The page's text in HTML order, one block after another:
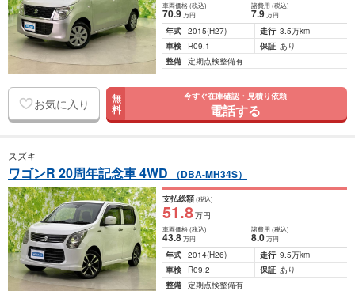
車両価格(税込)
70.9万円
諸費用 (税込)
7.9 万円
年式 2015(H27) 走行 3.5万km
車検
R09.1 保証 あり
整備 定期点検整備有
お気に入り 無
料
今すぐ在庫確認・見積り依頼
電話する
スズキ
ワゴンR 20周年記念車 4WD （DBA-MH34S）
支払総額(税込)
51.8万円
車両価格(税込)
43.8万円
諸費用 (税込)
8.0 万円
年式 2014(H26) 走行 9.5万km
車検
R09.2 保証 あり
整備 定期点検整備有